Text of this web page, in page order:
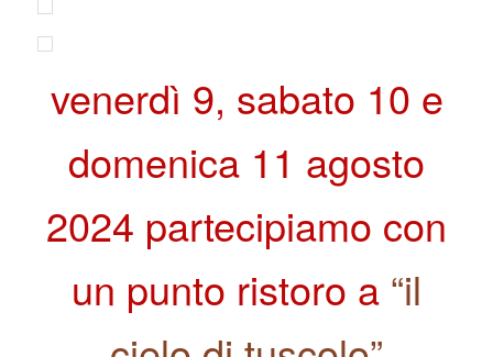
venerdì 9, sabato 10 e
domenica 11 agosto
2024 partecipiamo con
un punto ristoro a “il